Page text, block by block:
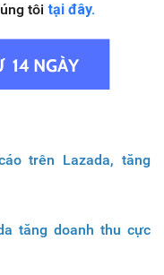
tôi tại đây.
trên Lazada, tăng
tăng doanh thu cực